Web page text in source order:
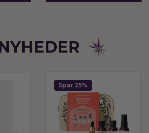
Spar 25%